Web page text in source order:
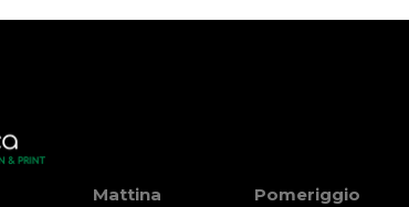
Mattina Pomeriggio